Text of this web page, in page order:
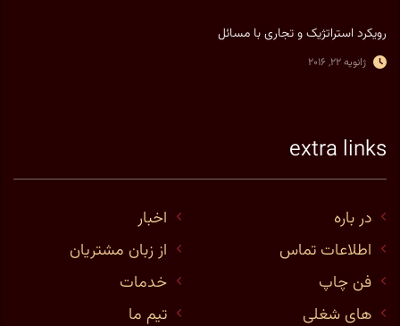
رویکرد استراتژیک و تجاری با مسائل
ژانویه 22, 2016
extra links
در باره
اخبار
اطلاعات تماس
از زبان مشتریان
فن چاپ
خدمات
های شغلی
تیم ما